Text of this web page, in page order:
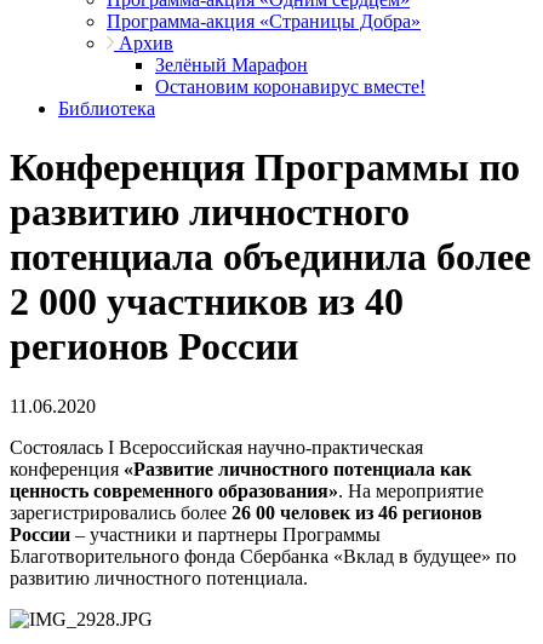
Программа-акция «Страницы Добра»
Архив
Зелёный Марафон
Остановим коронавирус вместе!
Библиотека
Конференция Программы по
развитию личностного
потенциала объединила более
2 000 участников из 40
регионов России
11.06.2020
Состоялась I Всероссийская научно-практическая
конференция «Развитие личностного потенциала как
ценность современного образования». На мероприятие
зарегистрировались более 26 00 человек из 46 регионов
России – участники и партнеры Программы
Благотворительного фонда Сбербанка «Вклад в будущее» по
развитию личностного потенциала.